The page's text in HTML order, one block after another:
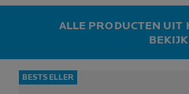
ALLE PRODUCTEN UIT
BESTSELLER